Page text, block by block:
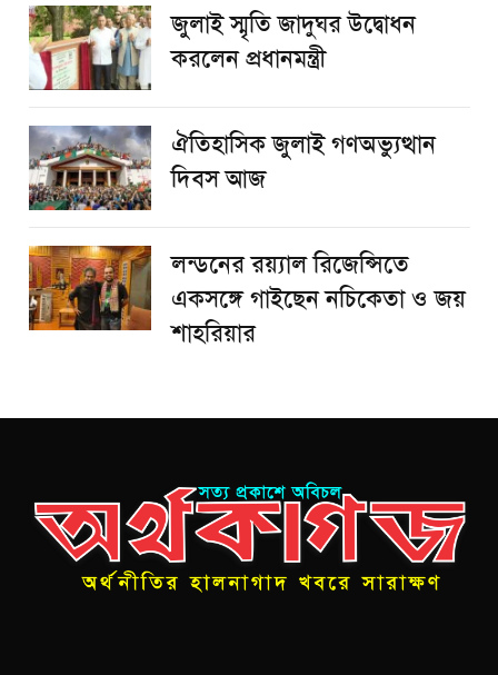
জুলাই স্মৃতি জাদুঘর উদ্বোধন
করলেন প্রধানমন্ত্রী
ঐতিহাসিক জুলাই গণঅভ্যুত্থান
দিবস আজ
লন্ডনের রয়্যাল রিজেন্সিতে
একসঙ্গে গাইছেন নচিকেতা ও জয়
শাহরিয়ার